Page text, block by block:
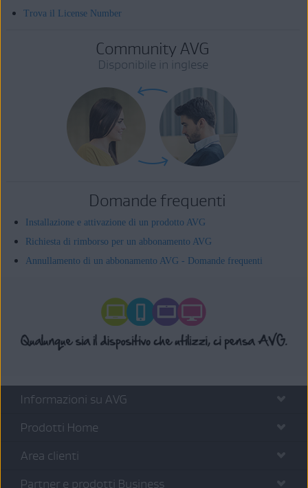
Trova il License Number
Community AVG
Disponibile in inglese
Domande frequenti
Installazione e attivazione di un prodotto AVG
Richiesta di rimborso per un abbonamento AVG
Annullamento di un abbonamento AVG - Domande frequenti
Informazioni su AVG
Prodotti Home
Area clienti
Partner e prodotti Business